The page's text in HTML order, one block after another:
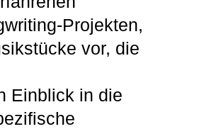
Projekten,
vor, die
Einblick in die